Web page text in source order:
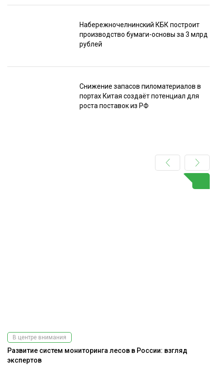
Набережночелнинский КБК построит
производство бумаги-основы за 3 млрд
рублей
Снижение запасов пиломатериалов в
портах Китая создаёт потенциал для
роста поставок из РФ
В центре внимания
Развитие систем мониторинга лесов в России: взгляд
экспертов